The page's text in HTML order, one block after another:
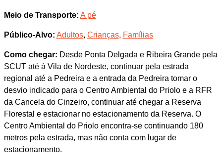
Meio de Transporte: A pé
Público-Alvo: Adultos, Crianças, Famílias
Como chegar: Desde Ponta Delgada e Ribeira Grande pela
SCUT até à Vila de Nordeste, continuar pela estrada
regional até a Pedreira e a entrada da Pedreira tomar o
desvio indicado para o Centro Ambiental do Priolo e a RFR
da Cancela do Cinzeiro, continuar até chegar a Reserva
Florestal e estacionar no estacionamento da Reserva. O
Centro Ambiental do Priolo encontra-se continuando 180
metros pela estrada, mas não conta com lugar de
estacionamento.